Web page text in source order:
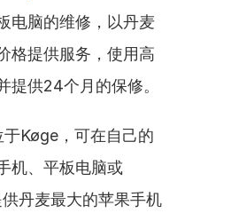
电脑的维修，以丹麦
格提供服务，使用高
提供24个月的保修。
于Køge，可在自己的
机、平板电脑或
丹麦最大的苹果手机